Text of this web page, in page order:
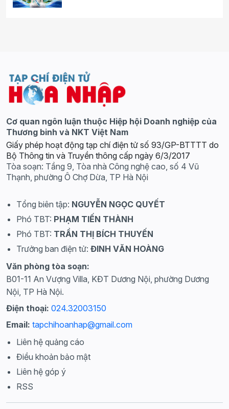
Cơ quan ngôn luận thuộc Hiệp hội Doanh nghiệp của
Thương binh và NKT Việt Nam
Giấy phép hoạt động tạp chí điện tử số 93/GP-BTTTT do
Bộ Thông tin và Truyền thông cấp ngày 6/3/2017
Tòa soạn: Tầng 9, Tòa nhà Công nghệ cao, số 4 Vũ
Thạnh, phường Ô Chợ Dừa, TP Hà Nội
Tổng biên tập: NGUYỄN NGỌC QUYẾT
Phó TBT: PHẠM TIẾN THÀNH
Phó TBT: TRẦN THỊ BÍCH THUYẾN
Trưởng ban điện tử: ĐINH VĂN HOÀNG
Văn phòng tòa soạn:
B01-11 An Vượng Villa, KĐT Dương Nội, phường Dương
Nội, TP Hà Nội.
Điện thoại: 024.32003150
Email: tapchihoanhap@gmail.com
Liên hệ quảng cáo
Điều khoản bảo mật
Liên hệ góp ý
RSS